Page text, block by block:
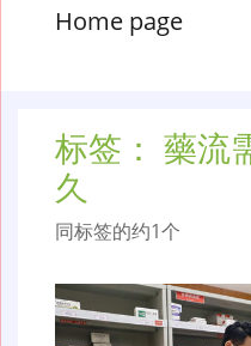
Home page
标签： 藥流
久
同标签的约1个